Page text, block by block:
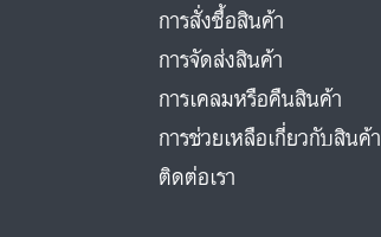
การสั่งซื้อสินค้า
การจัดส่งสินค้า
การเคลมหรือคืนสินค้า
การช่วยเหลือเกี่ยวกับสินค้า
ติดต่อเรา